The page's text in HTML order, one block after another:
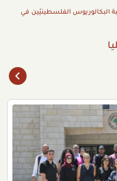
البكالوريوس الفلسطينيّين في